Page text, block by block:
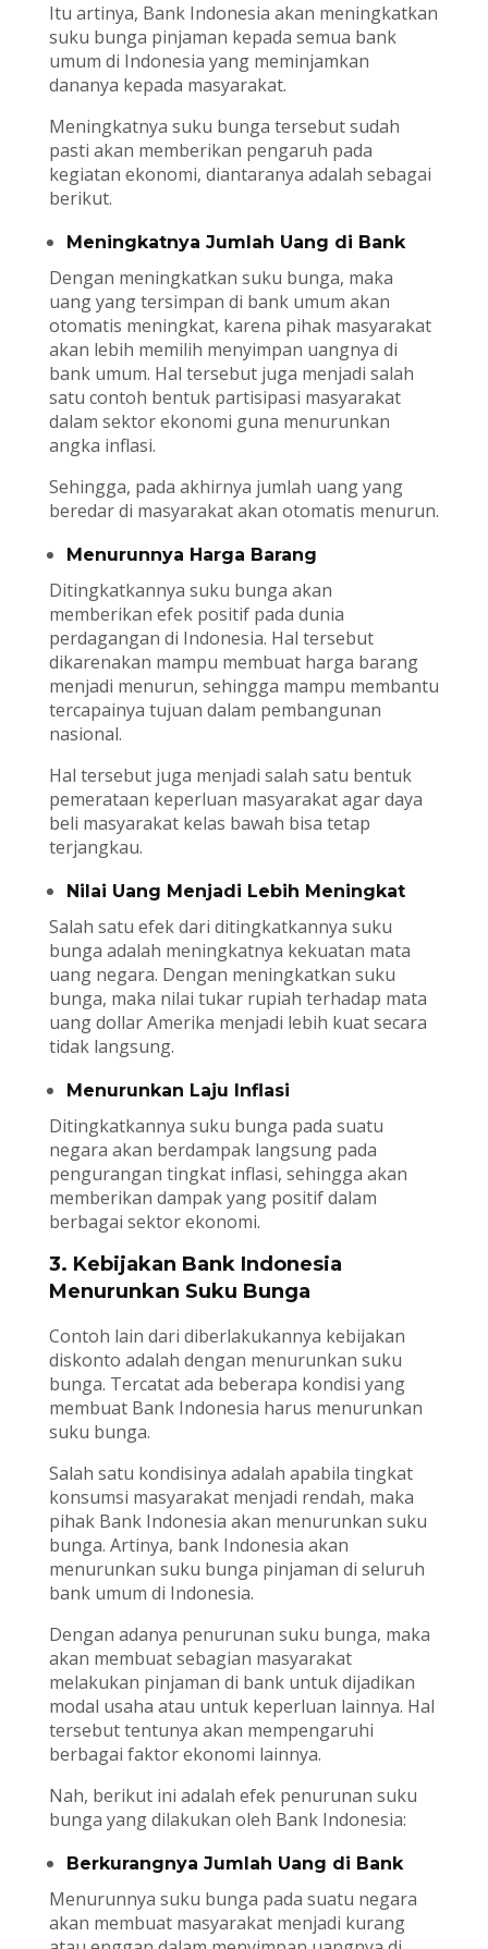
Itu artinya, Bank Indonesia akan meningkatkan
suku bunga pinjaman kepada semua bank
umum di Indonesia yang meminjamkan
dananya kepada masyarakat.
Meningkatnya suku bunga tersebut sudah
pasti akan memberikan pengaruh pada
kegiatan ekonomi, diantaranya adalah sebagai
berikut.
Meningkatnya Jumlah Uang di Bank
Dengan meningkatkan suku bunga, maka
uang yang tersimpan di bank umum akan
otomatis meningkat, karena pihak masyarakat
akan lebih memilih menyimpan uangnya di
bank umum. Hal tersebut juga menjadi salah
satu contoh bentuk partisipasi masyarakat
dalam sektor ekonomi guna menurunkan
angka inflasi.
Sehingga, pada akhirnya jumlah uang yang
beredar di masyarakat akan otomatis menurun.
Menurunnya Harga Barang
Ditingkatkannya suku bunga akan
memberikan efek positif pada dunia
perdagangan di Indonesia. Hal tersebut
dikarenakan mampu membuat harga barang
menjadi menurun, sehingga mampu membantu
tercapainya tujuan dalam pembangunan
nasional.
Hal tersebut juga menjadi salah satu bentuk
pemerataan keperluan masyarakat agar daya
beli masyarakat kelas bawah bisa tetap
terjangkau.
Nilai Uang Menjadi Lebih Meningkat
Salah satu efek dari ditingkatkannya suku
bunga adalah meningkatnya kekuatan mata
uang negara. Dengan meningkatkan suku
bunga, maka nilai tukar rupiah terhadap mata
uang dollar Amerika menjadi lebih kuat secara
tidak langsung.
Menurunkan Laju Inflasi
Ditingkatkannya suku bunga pada suatu
negara akan berdampak langsung pada
pengurangan tingkat inflasi, sehingga akan
memberikan dampak yang positif dalam
berbagai sektor ekonomi.
3. Kebijakan Bank Indonesia
Menurunkan Suku Bunga
Contoh lain dari diberlakukannya kebijakan
diskonto adalah dengan menurunkan suku
bunga. Tercatat ada beberapa kondisi yang
membuat Bank Indonesia harus menurunkan
suku bunga.
Salah satu kondisinya adalah apabila tingkat
konsumsi masyarakat menjadi rendah, maka
pihak Bank Indonesia akan menurunkan suku
bunga. Artinya, bank Indonesia akan
menurunkan suku bunga pinjaman di seluruh
bank umum di Indonesia.
Dengan adanya penurunan suku bunga, maka
akan membuat sebagian masyarakat
melakukan pinjaman di bank untuk dijadikan
modal usaha atau untuk keperluan lainnya. Hal
tersebut tentunya akan mempengaruhi
berbagai faktor ekonomi lainnya.
Nah, berikut ini adalah efek penurunan suku
bunga yang dilakukan oleh Bank Indonesia:
Berkurangnya Jumlah Uang di Bank
Menurunnya suku bunga pada suatu negara
akan membuat masyarakat menjadi kurang